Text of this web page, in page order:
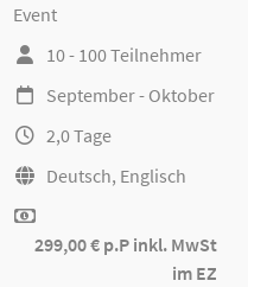
Event
10 - 100 Teilnehmer
September - Oktober
2,0 Tage
Deutsch, Englisch
299,00 € p.P inkl. MwSt
im EZ